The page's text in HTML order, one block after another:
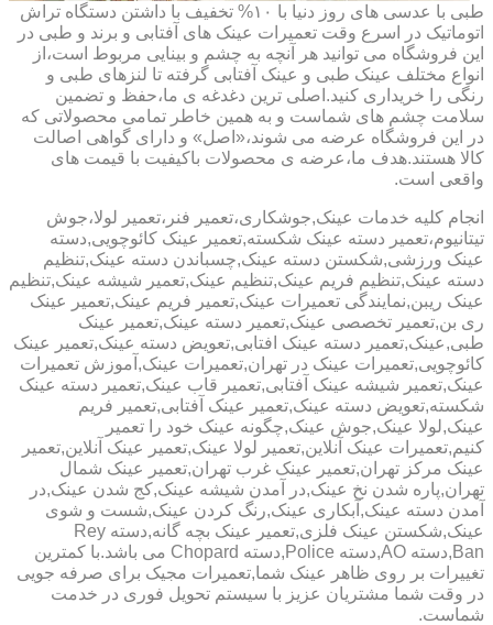
طبی با عدسی های روز دنیا با ۱۰% تخفیف با داشتن دستگاه تراش
اتوماتیک در اسرع وقت تعمیرات عینک های آفتابی و برند و طبی در
این فروشگاه می توانید هر آنچه به چشم و بینایی مربوط است،از
انواع مختلف عینک طبی و عینک آفتابی گرفته تا لنزهای طبی و
رنگی را خریداری کنید.اصلی ترین دغدغه ی ما،حفظ و تضمین
سلامت چشم های شماست و به همین خاطر تمامی محصولاتی که
در این فروشگاه عرضه می شوند،«اصل» و دارای گواهی اصالت
کالا هستند.هدف ما،عرضه ی محصولات باکیفیت با قیمت های
واقعی است.
انجام کلیه خدمات عینک,جوشکاری،تعمیر فنر،تعمیر لولا،جوش
تیتانیوم،تعمیر دسته عینک شکسته,تعمیر عینک کائوچویی,دسته
عینک ورزشی,شکستن دسته عینک,چسباندن دسته عینک,تنظیم
دسته عینک,تنظیم فریم عینک,تنظیم عینک,تعمیر شیشه عینک,تنظیم
عینک ریبن,نمایندگی تعمیرات عینک,تعمیر فریم عینک,تعمیر عینک
ری بن,تعمیر تخصصی عینک,تعمیر دسته عینک,تعمیر عینک
طبی,عینک,تعمیر دسته عینک افتابی,تعویض دسته عینک,تعمیر عینک
کائوچویی,تعمیرات عینک در تهران,تعمیرات عینک,آموزش تعمیرات
عینک,تعمیر شیشه عینک آفتابی,تعمیر قاب عینک,تعمیر دسته عینک
شکسته,تعویض دسته عینک,تعمیر عینک آفتابی,تعمیر فریم
عینک,لولا عینک,جوش عینک,چگونه عینک خود را تعمیر
کنیم,تعمیرات عینک آنلاین,تعمیر لولا عینک,تعمیر عینک آنلاین,تعمیر
عینک مرکز تهران,تعمیر عینک غرب تهران,تعمیر عینک شمال
تهران,پاره شدن نخ عینک,در آمدن شیشه عینک,کج شدن عینک,در
آمدن دسته عینک,آبکاری عینک,رنگ کردن عینک,شست و شوی
عینک,شکستن عینک فلزی,تعمیر عینک بچه گانه,دسته Rey
Ban,دسته AO,دسته Police,دسته Chopard می باشد.با کمترین
تغییرات بر روی ظاهر عینک شما,تعمیرات مجیک برای صرفه جویی
در وقت شما مشتریان عزیز با سیستم تحویل فوری در خدمت
شماست.